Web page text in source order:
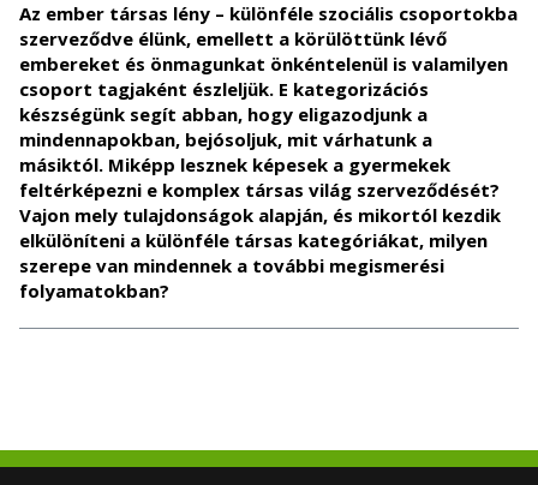
Az ember társas lény – különféle szociális csoportokba
szerveződve élünk, emellett a körülöttünk lévő
embereket és önmagunkat önkéntelenül is valamilyen
csoport tagjaként észleljük. E kategorizációs
készségünk segít abban, hogy eligazodjunk a
mindennapokban, bejósoljuk, mit várhatunk a
másiktól. Miképp lesznek képesek a gyermekek
feltérképezni e komplex társas világ szerveződését?
Vajon mely tulajdonságok alapján, és mikortól kezdik
elkülöníteni a különféle társas kategóriákat, milyen
szerepe van mindennek a további megismerési
folyamatokban?